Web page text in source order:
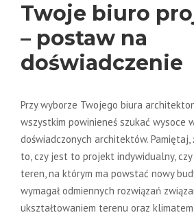
Twoje biuro
– postaw na
doświadczenie
Przy wyborze Twojego biura
wszystkim powinieneś szukać wysoce
doświadczonych architektów.
to, czy jest to projekt indywidualny,
teren, na którym ma powstać nowy
wymagał odmiennych rozwiązań
ukształtowaniem terenu oraz